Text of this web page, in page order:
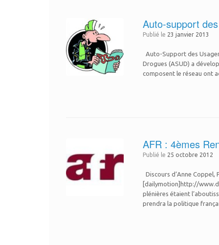
Auto-support
Publié le 23 janvier 2013
Auto-Support des
Drogues (ASUD) a
composent le réseau ont
AFR : 4èmes
Publié le 25 octobre 2012
Discours d’Anne Coppel,
[dailymotion]http://
plénières étaient
prendra la politique